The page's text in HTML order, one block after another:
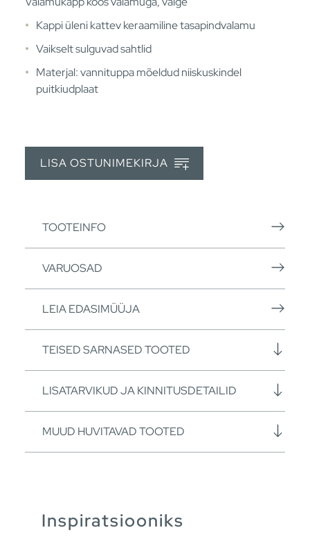
Kappi üleni kattev keraamiline tasapindvalamu
Vaikselt sulguvad sahtlid
Materjal: vannituppa mõeldud niiskuskindel
puitkiudplaat
LISA OSTUNIMEKIRJA
TOOTEINFO
VARUOSAD
LEIA EDASIMÜÜJA
TEISED SARNASED TOOTED
LISATARVIKUD JA KINNITUSDETAILID
MUUD HUVITAVAD TOOTED
Inspiratsiooniks